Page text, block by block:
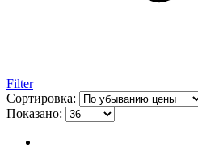
Filter
Сортировка:
Показано: